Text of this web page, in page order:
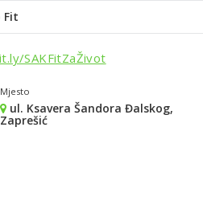
Fit
SAKFitZaŽivot
Mjesto
ul. Ksavera Šandora Đalskog,
Zaprešić